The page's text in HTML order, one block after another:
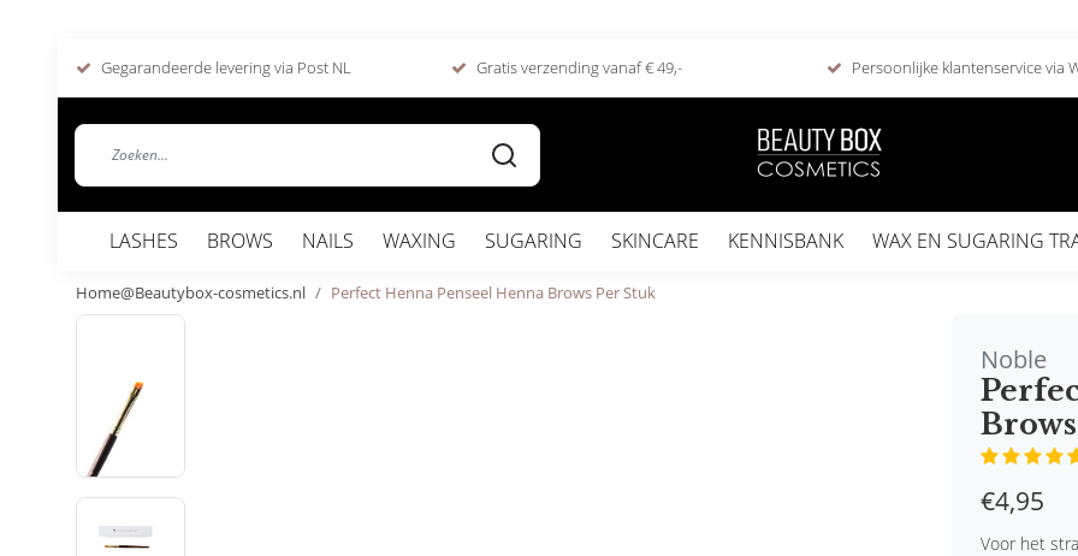
Gegarandeerde levering via Post NL Gratis verzending vanaf € 49,- Persoonlijke klantenservice via
LASHES BROWS NAILS WAXING SUGARING SKINCARE KENNISBANK WAX EN SUGARING
Home@Beautybox-cosmetics.nl Perfect Henna Penseel Henna Brows Per Stuk
Noble
€4,95
Voor het